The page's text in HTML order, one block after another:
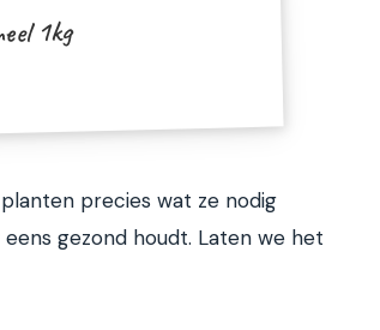
1kg
precies wat ze nodig
gezond houdt. Laten we het